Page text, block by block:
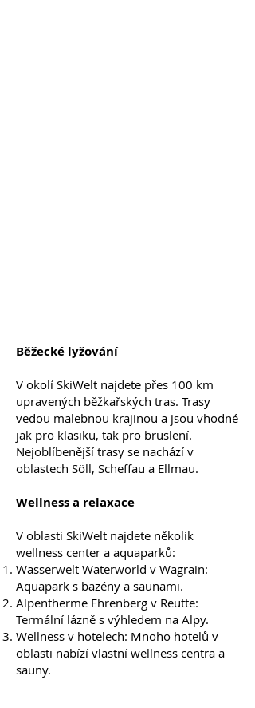
Běžecké lyžování
V okolí SkiWelt najdete přes 100 km
upravených běžkařských tras. Trasy
vedou malebnou krajinou a jsou vhodné
jak pro klasiku, tak pro bruslení.
Nejoblíbenější trasy se nachází v
oblastech Söll, Scheffau a Ellmau.
Wellness a relaxace
V oblasti SkiWelt najdete několik
wellness center a aquaparků:
Wasserwelt Waterworld v Wagrain:
Aquapark s bazény a saunami.
Alpentherme Ehrenberg v Reutte:
Termální lázně s výhledem na Alpy.
Wellness v hotelech: Mnoho hotelů v
oblasti nabízí vlastní wellness centra a
sauny.